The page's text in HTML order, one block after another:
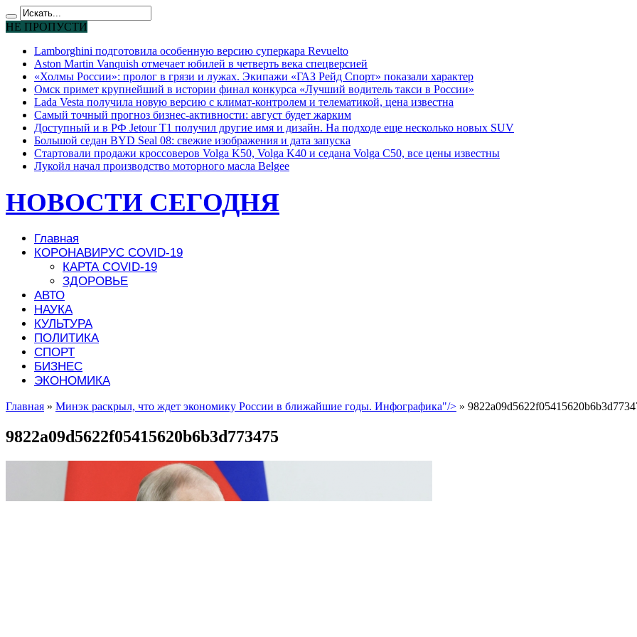
НЕ ПРОПУСТИ
Lamborghini подготовила особенную версию суперкара Revuelto
Aston Martin Vanquish отмечает юбилей в четверть века спецверсией
«Холмы России»: пролог в грязи и лужах. Экипажи «ГАЗ Рейд Спорт» показали характер
Омск примет крупнейший в истории финал конкурса «Лучший водитель такси в России»
Lada Vesta получила новую версию с климат-контролем и телематикой, цена известна
Самый точный прогноз бизнес-активности: август будет жарким
Доступный и в РФ Jetour T1 получил другие имя и дизайн. На подходе еще несколько новых SUV
Большой седан BYD Seal 08: свежие изображения и дата запуска
Стартовали продажи кроссоверов Volga K50, Volga K40 и седана Volga C50, все цены известны
Лукойл начал производство моторного масла Belgee
НОВОСТИ СЕГОДНЯ
Главная
КОРОНАВИРУС COVID-19
КАРТА COVID-19
ЗДОРОВЬЕ
АВТО
НАУКА
КУЛЬТУРА
ПОЛИТИКА
СПОРТ
БИЗНЕС
ЭКОНОМИКА
Главная » Минэк раскрыл, что ждет экономику России в ближайшие годы. Инфографика"/> »
9822a09d5622f05415620b6b3d773475